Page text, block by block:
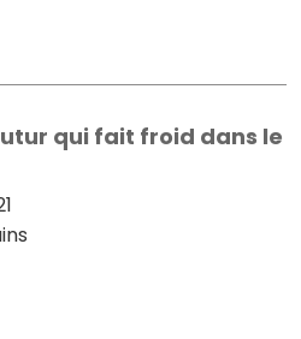
qui fait froid dans le